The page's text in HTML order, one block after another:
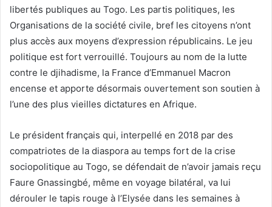
libertés publiques au Togo. Les partis politiques, les
Organisations de la société civile, bref les citoyens n’ont
plus accès aux moyens d’expression républicains. Le jeu
politique est fort verrouillé. Toujours au nom de la lutte
contre le djihadisme, la France d’Emmanuel Macron
encense et apporte désormais ouvertement son soutien à
l’une des plus vieilles dictatures en Afrique.
Le président français qui, interpellé en 2018 par des
compatriotes de la diaspora au temps fort de la crise
sociopolitique au Togo, se défendait de n’avoir jamais reçu
Faure Gnassingbé, même en voyage bilatéral, va lui
dérouler le tapis rouge à l’Elysée dans les semaines à